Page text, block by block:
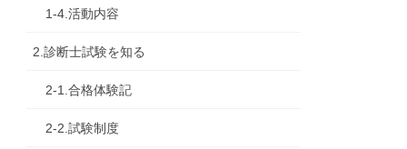
1-4.活動内容
2.診断士試験を知る
2-1.合格体験記
2-2.試験制度